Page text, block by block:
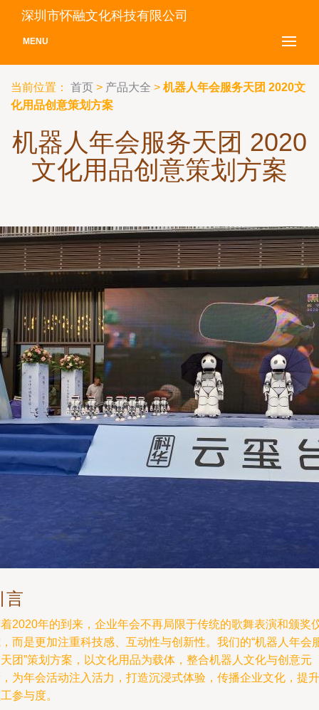
深圳市怀融文化科技有限公司
MENU
当前位置： 首页 > 产品大全 > 机器人年会服务天团 2020文
化用品创意策划方案
机器人年会服务天团 2020
文化用品创意策划方案
言
2020年的到来，企业年会不再局限于传统的歌舞表演和颁奖
而是更加注重科技感、互动性与创新性。我们的“机器人年会
团”策划方案，以文化用品为载体，整合机器人文化与创意元
为年会活动注入活力，打造沉浸式体验，传播企业文化，提升
参与度。